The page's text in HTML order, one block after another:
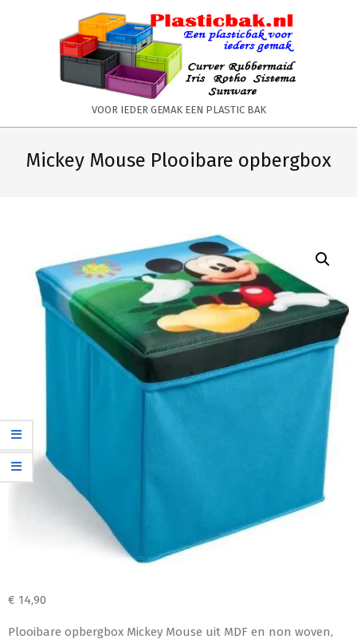
PLASTICBAK.NL
VOOR IEDER GEMAK EEN PLASTIC BAK
Navigation
Navigation
Mickey Mouse Plooibare opbergbox
€ 14,90
Plooibare opbergbox Mickey Mouse uit MDF en non woven,